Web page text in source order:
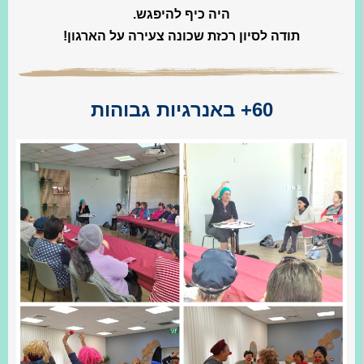
היה כיף להיפגש.
תודה לסיון רכזת שכונה צעירה על הארגון!
60+ באנרגיות גבוהות